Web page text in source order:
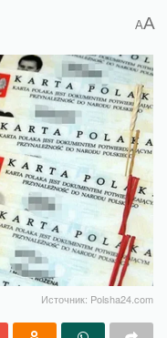
AA
Источник: Polsha24.com